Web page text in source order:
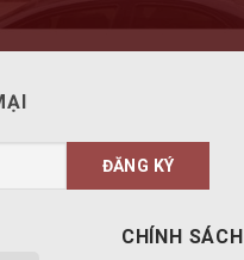
CHÍNH SÁCH